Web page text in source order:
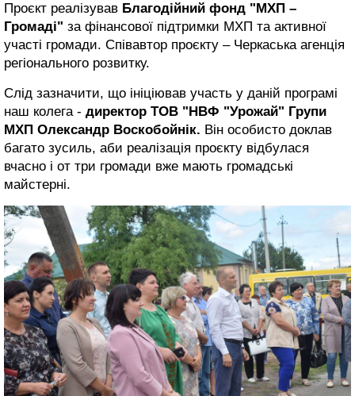
Проєкт реалізував Благодійний фонд "МХП –
Громаді" за фінансової підтримки МХП та активної
участі громади. Співавтор проєкту – Черкаська агенція
регіонального розвитку.
Слід зазначити, що ініціював участь у даній програмі
наш колега - директор ТОВ "НВФ "Урожай" Групи
МХП Олександр Воскобойнік. Він особисто доклав
багато зусиль, аби реалізація проєкту відбулася
вчасно і от три громади вже мають громадські
майстерні.